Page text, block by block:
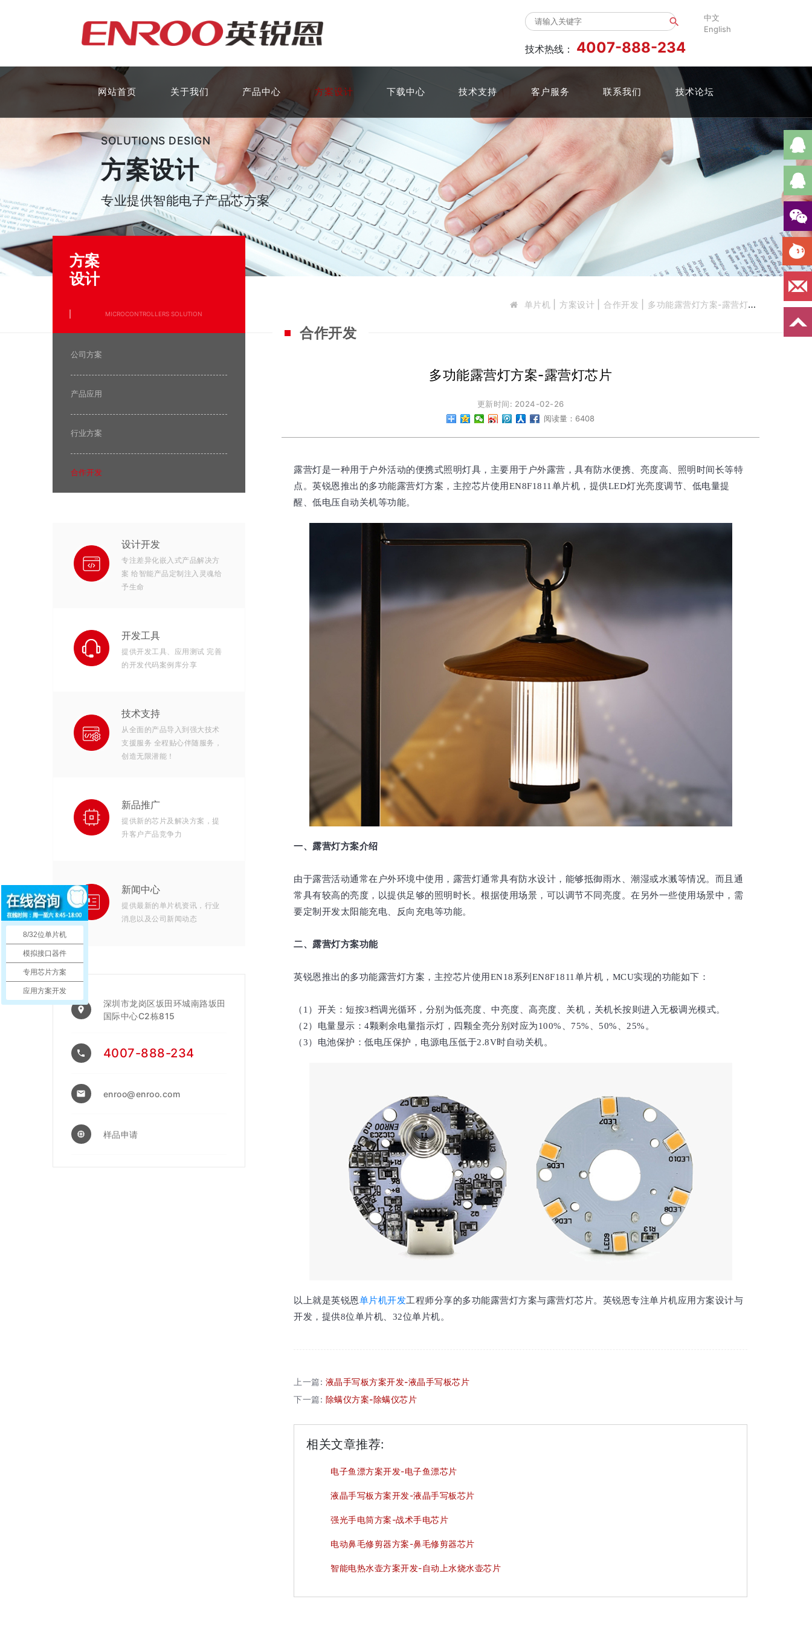
search
技术热线： 4007-888-234
中文
English
网站首页 关于我们 产品中心 方案设计 下载中心 技术支持 客户服务 联系我们 技术论坛
SOLUTIONS DESIGN
方案设计
专业提供智能电子产品芯方案
合作开发
单片机 方案设计 合作开发 多功能露营灯方案-露营灯芯片
方案
设计
MICROCONTROLLERS SOLUTION
公司方案
产品应用
行业方案
合作开发
设计开发
专注差异化嵌入式产品解决方
案 给智能产品定制注入灵魂给
予生命
开发工具
提供开发工具、应用测试 完善
的开发代码案例库分享
技术支持
从全面的产品导入到强大技术
支援服务 全程贴心伴随服务，
创造无限潜能！
新品推广
提供新的芯片及解决方案，提
升客户产品竞争力
新闻中心
提供最新的单片机资讯，行业
消息以及公司新闻动态
place
深圳市龙岗区坂田环城南路坂田
国际中心C2栋815
phone 4007-888-234
email enroo@enroo.com
memory 样品申请
多功能露营灯方案-露营灯芯片
更新时间: 2024-02-26
阅读量：6408
露营灯是一种用于户外活动的便携式照明灯具，主要用于户外露营，具有防水便携、亮度高、照明时间长等特
点。英锐恩推出的多功能露营灯方案，主控芯片使用EN8F1811单片机，提供LED灯光亮度调节、低电量提
醒、低电压自动关机等功能。
一、露营灯方案介绍
由于露营活动通常在户外环境中使用，露营灯通常具有防水设计，能够抵御雨水、潮湿或水溅等情况。而且通
常具有较高的亮度，以提供足够的照明时长。根据使用场景，可以调节不同亮度。在另外一些使用场景中，需
要定制开发太阳能充电、反向充电等功能。
二、露营灯方案功能
英锐恩推出的多功能露营灯方案，主控芯片使用EN18系列EN8F1811单片机，MCU实现的功能如下：
（1）开关：短按3档调光循环，分别为低亮度、中亮度、高亮度、关机，关机长按则进入无极调光模式。
（2）电量显示：4颗剩余电量指示灯，四颗全亮分别对应为100%、75%、50%、25%。
（3）电池保护：低电压保护，电源电压低于2.8V时自动关机。
以上就是英锐恩单片机开发工程师分享的多功能露营灯方案与露营灯芯片。英锐恩专注单片机应用方案设计与
开发，提供8位单片机、32位单片机。
上一篇: 液晶手写板方案开发-液晶手写板芯片
下一篇: 除螨仪方案-除螨仪芯片
相关文章推荐:
电子鱼漂方案开发-电子鱼漂芯片
液晶手写板方案开发-液晶手写板芯片
强光手电筒方案-战术手电芯片
电动鼻毛修剪器方案-鼻毛修剪器芯片
智能电热水壶方案开发-自动上水烧水壶芯片
8/32位单片机
模拟接口器件
专用芯片方案
应用方案开发